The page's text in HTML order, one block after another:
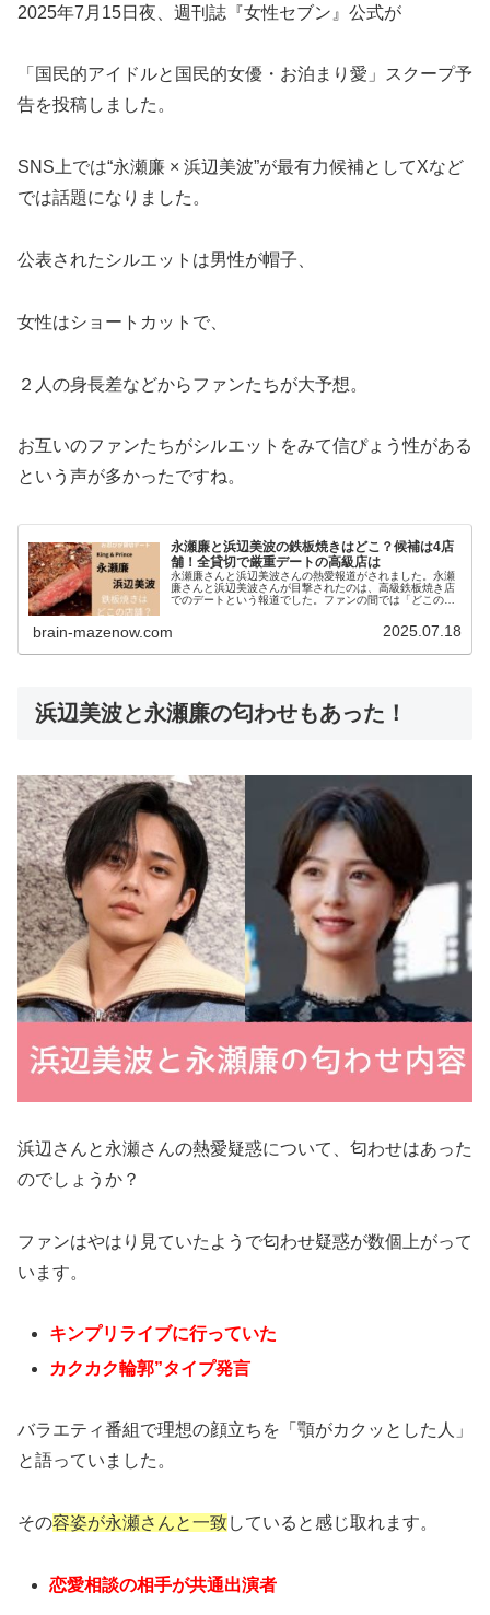
2025年7月15日夜、週刊誌『女性セブン』公式が
「国民的アイドルと国民的女優・お泊まり愛」スクープ予
告を投稿しました。
SNS上では“永瀬廉 × 浜辺美波”が最有力候補としてXなど
では話題になりました。
公表されたシルエットは男性が帽子、
女性はショートカットで、
２人の身長差などからファンたちが大予想。
お互いのファンたちがシルエットをみて信ぴょう性がある
という声が多かったですね。
永瀬廉と浜辺美波の鉄板焼きはどこ？候補は4店
舗！全貸切で厳重デートの高級店は
永瀬廉さんと浜辺美波さんの熱愛報道がされました。永瀬
廉さんと浜辺美波さんが目撃されたのは、高級鉄板焼き店
でのデートという報道でした。ファンの間では「どこのお
brain-mazenow.com 2025.07.18
浜辺美波と永瀬廉の匂わせもあった！
浜辺さんと永瀬さんの熱愛疑惑について、匂わせはあった
のでしょうか？
ファンはやはり見ていたようで匂わせ疑惑が数個上がって
います。
キンプリライブに行っていた
カクカク輪郭”タイプ発言
バラエティ番組で理想の顔立ちを「顎がカクッとした人」
と語っていました。
その容姿が永瀬さんと一致していると感じ取れます。
恋愛相談の相手が共通出演者